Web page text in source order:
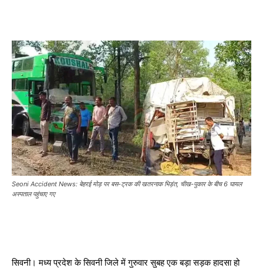
Seoni Accident News: बेहरई मोड़ पर बस-ट्रक की खतरनाक भिड़ंत, चीख-पुकार के बीच 6 घायल
अस्पताल पहुंचाए गए
सिवनी। मध्य प्रदेश के सिवनी जिले में गुरुवार सुबह एक बड़ा सड़क हादसा हो